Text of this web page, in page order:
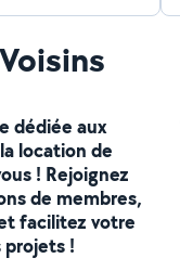
dédiée aux
location de
! Rejoignez
de membres,
facilitez votre
!